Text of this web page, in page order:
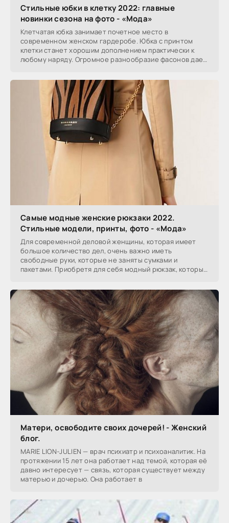
Стильные юбки в клетку 2022: главные
новинки сезона на фото - «Мода»
Клетчатая юбка занимает почетное место в
современном женском гардеробе. Юбка с принтом
клетки станет хорошим дополнением практически к
любому наряду. Огромное разнообразие фасонов дает
Самые модные женские рюкзаки 2022.
Стильные модели, принты, фото - «Мода»
Для современной деловой женщины, которая имеет
большое количество дел, очень важно иметь
свободные руки, которые не заняты сумками и
пакетами. Приобретя для себя модный рюкзак, который
Матери, освободите своих дочерей! - Женский
блог.
MARIE LION-JULIEN — врач психиатр и психоаналитик. На
протяжении 15 лет она работает над темой, которая её
давно интересует — связь, которая существует между
матерью и дочерью. Она работает в